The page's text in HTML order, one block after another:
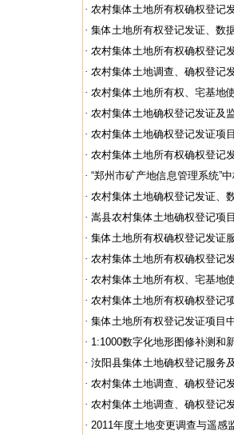
· 农村集体土地所有权确权登记
· 集体土地所有权登记发证、数
· 农村集体土地所有权确权登记
· 农村集体土地调查、确权登记
· 农村集体土地所有权、宅基地
· 农村集体土地确权登记发证及
· 农村集体土地确权登记发证项
· 农村集体土地所有权确权登记
· “郑州市矿产地信息管理系统”
· 农村集体土地确权登记发证、
· 嵩县农村集体土地确权登记项
· 集体土地所有权确权登记发证
· 农村集体土地所有权确权登记
· 农村集体土地所有权、宅基地
· 农村集体土地所有权确权登记
· 集体土地所有权登记发证项目
· 1:1000数字化地形图修补测和
· 汝阳县集体土地确权登记服务
· 农村集体土地调查、确权登记
· 农村集体土地调查、确权登记
· 2011年度土地变更调查与遥感